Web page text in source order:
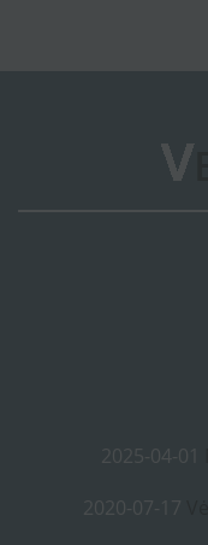
2025-04-01
2020-07-17